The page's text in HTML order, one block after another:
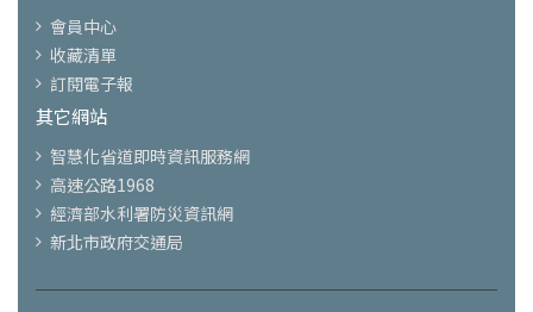
會員中心
收藏清單
訂閱電子報
其它網站
智慧化省道即時資訊服務網
高速公路1968
經濟部水利署防災資訊網
新北市政府交通局